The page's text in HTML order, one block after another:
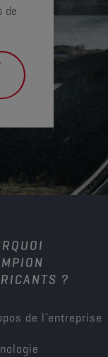
de
?
de l’entreprise